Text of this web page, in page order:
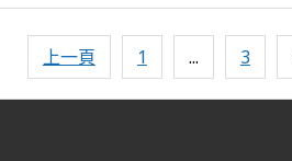
上一頁 1 ... 3